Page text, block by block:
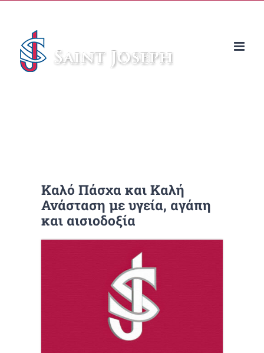
περιεχόμενο
Καλό Πάσχα και Καλή
Ανάσταση με υγεία, αγάπη
και αισιοδοξία